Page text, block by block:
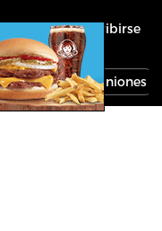
Inscribirse
Opiniones